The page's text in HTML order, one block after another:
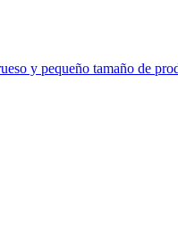
y pequeño tamaño de